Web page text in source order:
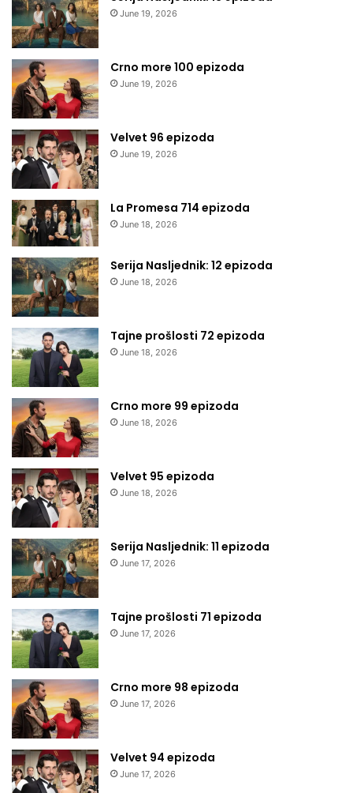
June 19, 2026
Crno more 100 epizoda
June 19, 2026
Velvet 96 epizoda
June 19, 2026
La Promesa 714 epizoda
June 18, 2026
Serija Nasljednik: 12 epizoda
June 18, 2026
Tajne prošlosti 72 epizoda
June 18, 2026
Crno more 99 epizoda
June 18, 2026
Velvet 95 epizoda
June 18, 2026
Serija Nasljednik: 11 epizoda
June 17, 2026
Tajne prošlosti 71 epizoda
June 17, 2026
Crno more 98 epizoda
June 17, 2026
Velvet 94 epizoda
June 17, 2026